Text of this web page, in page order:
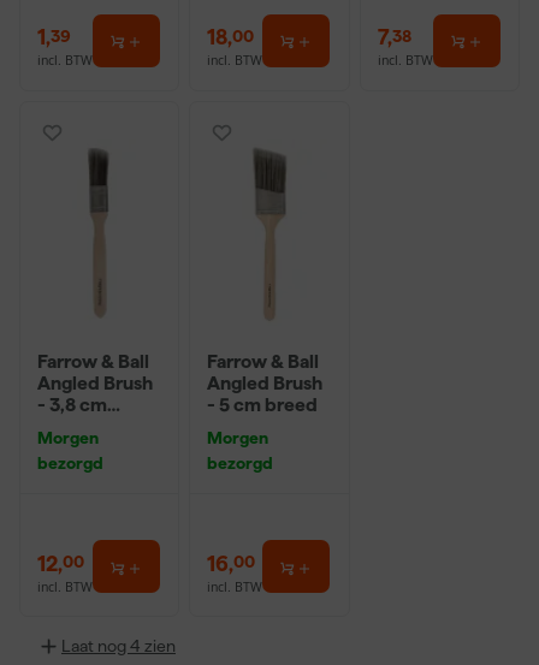
1,39
incl. BTW
18,00
incl. BTW
7,38
incl. BTW
Farrow & Ball
Angled Brush
- 3,8 cm
Morgen
bezorgd
12,00
incl. BTW
Farrow & Ball
Angled Brush
- 5 cm breed
Morgen
bezorgd
16,00
incl. BTW
Laat nog 4 zien